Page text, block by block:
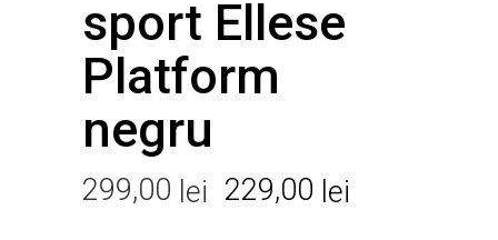
sport Ellese
Platform
negru
299,00 lei Prețul
229,00 lei